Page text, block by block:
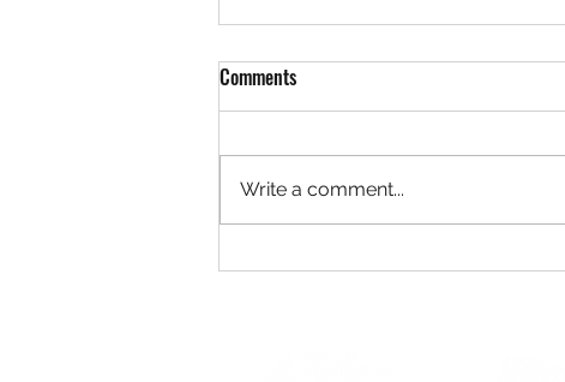
DONASI UNTUK KORBAN BENCANA
Comments
Write a comment...